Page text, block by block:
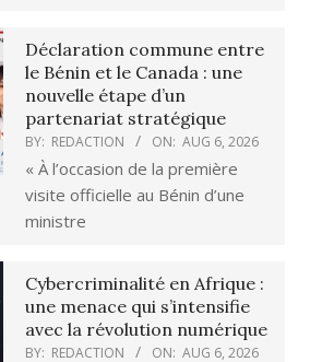
Déclaration commune entre
le Bénin et le Canada : une
nouvelle étape d’un
partenariat stratégique
BY: REDACTION ON: AUG 6, 2026
« À l’occasion de la première
visite officielle au Bénin d’une
ministre
Cybercriminalité en Afrique :
une menace qui s’intensifie
avec la révolution numérique
BY: REDACTION ON: AUG 6, 2026